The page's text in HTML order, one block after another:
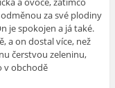
za své plodiny
je spokojen a já také.
a on dostal více, než
čerstvou zeleninu,
v obchodě